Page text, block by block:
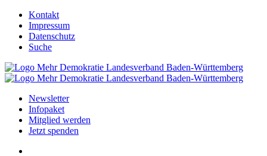
Kontakt
Impressum
Datenschutz
Suche
Newsletter
Infopaket
Mitglied werden
Jetzt spenden